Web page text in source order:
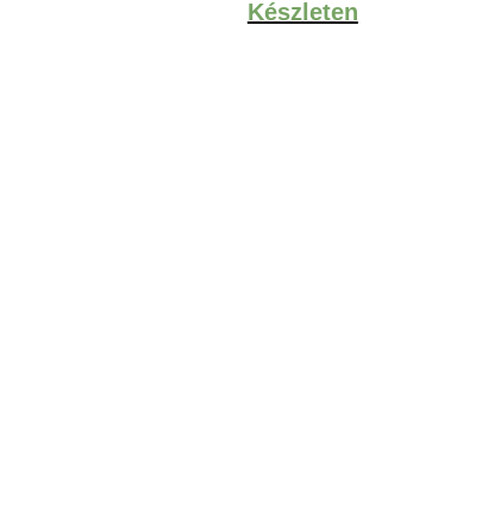
Készleten